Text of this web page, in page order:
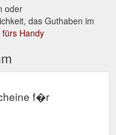
oder
das Guthaben im
fürs Handy
f�r